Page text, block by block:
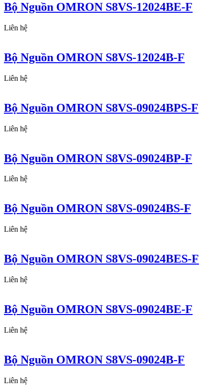
Bộ Nguồn OMRON S8VS-12024BE-F
Liên hệ
Bộ Nguồn OMRON S8VS-12024B-F
Liên hệ
Bộ Nguồn OMRON S8VS-09024BPS-F
Liên hệ
Bộ Nguồn OMRON S8VS-09024BP-F
Liên hệ
Bộ Nguồn OMRON S8VS-09024BS-F
Liên hệ
Bộ Nguồn OMRON S8VS-09024BES-F
Liên hệ
Bộ Nguồn OMRON S8VS-09024BE-F
Liên hệ
Bộ Nguồn OMRON S8VS-09024B-F
Liên hệ